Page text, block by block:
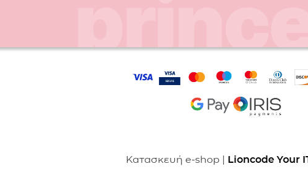
Κατασκευή e-shop | Lioncode Your